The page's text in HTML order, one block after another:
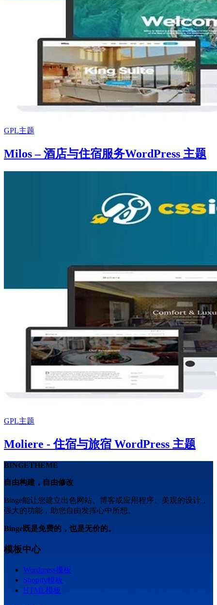
GPL主题
Milos – 酒店与住宿服务WordPress 主题
GPL主题
Moliere - 住宿与旅宿 WordPress 主题
BINGETHEME
自由构建，自由修改
Binge能让您建立出色网站、博客或应用程序。美观的设计，
强大的功能，助您自由发挥心中所想。
Binge既是免费的，也是无价的。
模板中心
Wordpress模板
Shopify模板
HTML模板